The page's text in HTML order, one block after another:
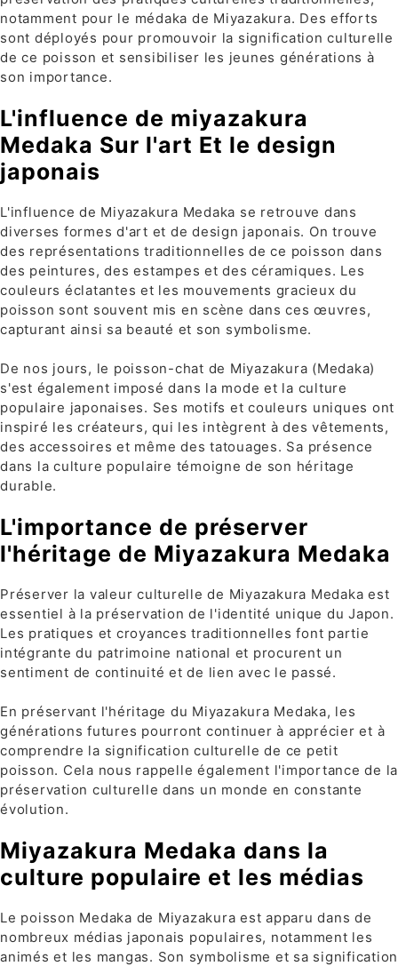
notamment pour le médaka de Miyazakura. Des efforts
sont déployés pour promouvoir la signification culturelle
de ce poisson et sensibiliser les jeunes générations à
son importance.
L'influence de miyazakura
Medaka Sur l'art Et le design
japonais
L'influence de Miyazakura Medaka se retrouve dans
diverses formes d'art et de design japonais. On trouve
des représentations traditionnelles de ce poisson dans
des peintures, des estampes et des céramiques. Les
couleurs éclatantes et les mouvements gracieux du
poisson sont souvent mis en scène dans ces œuvres,
capturant ainsi sa beauté et son symbolisme.
De nos jours, le poisson-chat de Miyazakura (Medaka)
s'est également imposé dans la mode et la culture
populaire japonaises. Ses motifs et couleurs uniques ont
inspiré les créateurs, qui les intègrent à des vêtements,
des accessoires et même des tatouages. Sa présence
dans la culture populaire témoigne de son héritage
durable.
L'importance de préserver
l'héritage de Miyazakura Medaka
Préserver la valeur culturelle de Miyazakura Medaka est
essentiel à la préservation de l'identité unique du Japon.
Les pratiques et croyances traditionnelles font partie
intégrante du patrimoine national et procurent un
sentiment de continuité et de lien avec le passé.
En préservant l'héritage du Miyazakura Medaka, les
générations futures pourront continuer à apprécier et à
comprendre la signification culturelle de ce petit
poisson. Cela nous rappelle également l'importance de la
préservation culturelle dans un monde en constante
évolution.
Miyazakura Medaka dans la
culture populaire et les médias
Le poisson Medaka de Miyazakura est apparu dans de
nombreux médias japonais populaires, notamment les
animés et les mangas. Son symbolisme et sa signification